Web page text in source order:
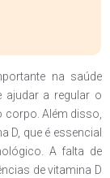
na saúde
ajudar a regular o
corpo. Além disso,
D, que é essencial
A falta de
de vitamina D